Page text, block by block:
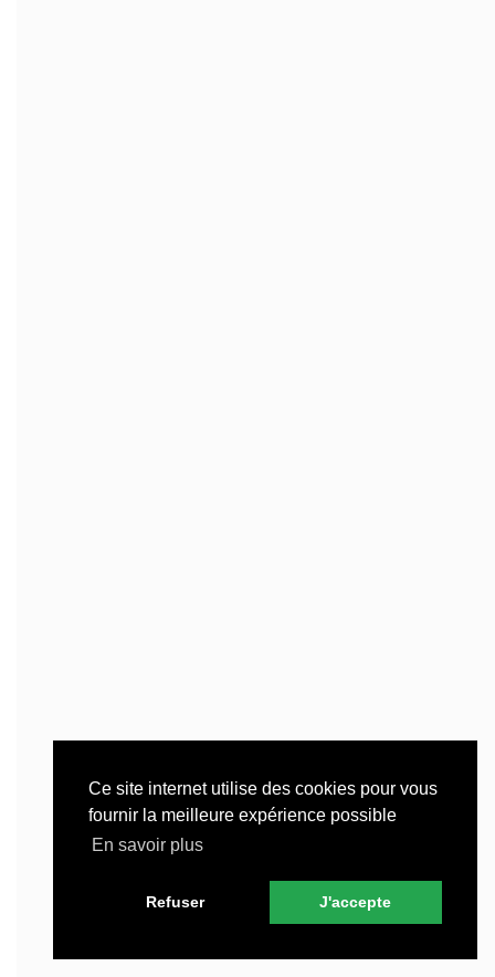
Ce site internet utilise des cookies pour vous
fournir la meilleure expérience possible
En savoir plus
Refuser J'accepte